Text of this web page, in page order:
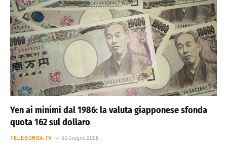
Yen ai minimi dal 1986: la valuta giapponese sfonda
quota 162 sul dollaro
TELEBORSA TV 30 Giugno 2026